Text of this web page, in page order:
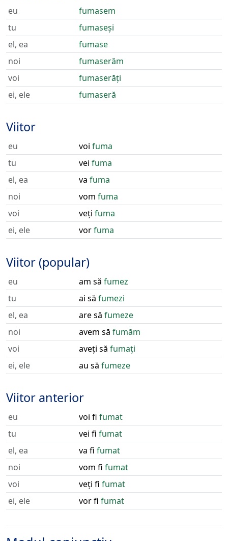
eu
fumasem
tu
fumaseși
el, ea
fumase
noi
fumaserăm
voi
fumaserăți
ei, ele
fumaseră
Viitor
eu voi fuma
tu
vei fuma
el, ea
va fuma
noi
vom fuma
voi
veți fuma
ei, ele
vorfuma
Viitor (popular)
eu am să fumez
tu
ai să fumezi
el, ea
are să fumeze
noi
avem să fumăm
voi
aveți să fumați
ei, ele
au să fumeze
Viitor anterior
eu voi fi fumat
tu
vei fi fumat
el, ea
va fi fumat
noi
vom fi fumat
voi
veți fi fumat
ei, ele
vor fi fumat